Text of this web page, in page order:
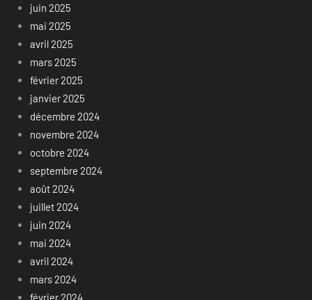
juin 2025
mai 2025
avril 2025
mars 2025
février 2025
janvier 2025
décembre 2024
novembre 2024
octobre 2024
septembre 2024
août 2024
juillet 2024
juin 2024
mai 2024
avril 2024
mars 2024
février 2024